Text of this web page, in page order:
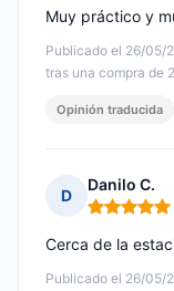
Publicado el 26/05/
tras una compra de
Muy práctico y
Opinión traducida
D
Danilo C.
Nota: 5 de 5
Publicado el 26/05/
Cerca de la